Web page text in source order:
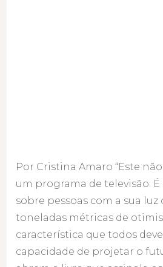
Por Cristina Amaro “Este
um programa de televisão.
sobre pessoas com a sua
toneladas métricas de
característica que todos
capacidade de projetar o